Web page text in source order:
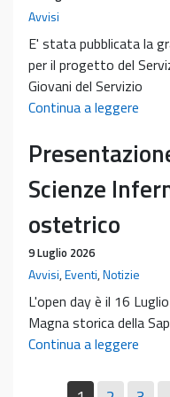
al
primo
la
–
Avvisi
E' stata pubblicata la
per il progetto del
Giovani del Servizio
Continua a leggere
SCR
del
per
Scienze
ostetrico
9 Luglio 2026
Avvisi,Eventi,Notizie
L'open day è il 16
Magna storica della
Continua a leggere